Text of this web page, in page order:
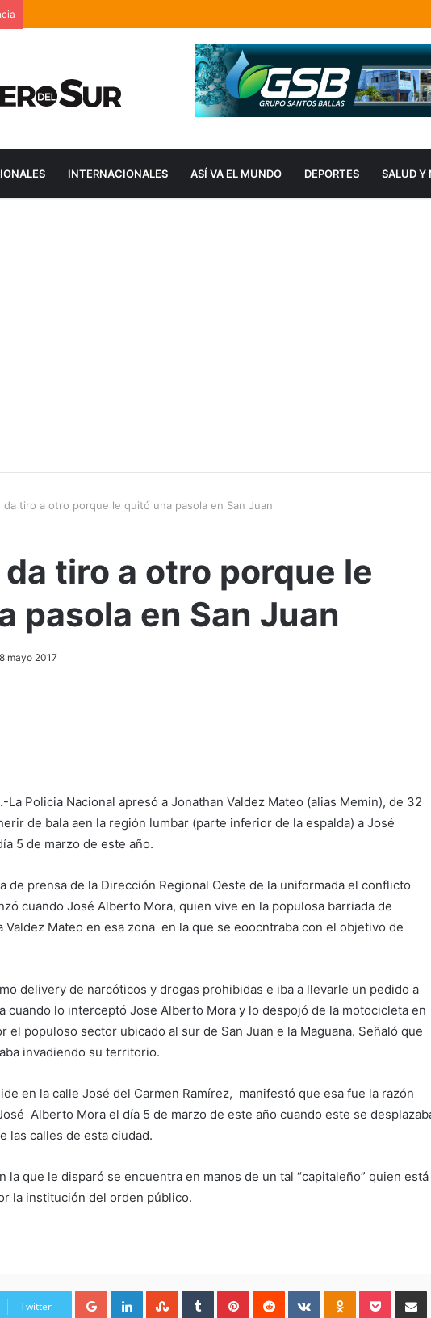
INTERNACIONALES ASÍ VA EL MUNDO DEPORTES SALUD Y
da tiro a otro porque le quitó una pasola en San Juan
tiro a otro porque le
pasola en San Juan
mayo 2017
-La Policia Nacional apresó a Jonathan Valdez Mateo (alias Memin), de 32
de bala aen la región lumbar (parte inferior de la espalda) a José
5 de marzo de este año.
de prensa de la Dirección Regional Oeste de la uniformada el conflicto
cuando José Alberto Mora, quien vive en la populosa barriada de
Valdez Mateo en esa zona en la que se eoocntraba con el objetivo de
delivery de narcóticos y drogas prohibidas e iba a llevarle un pedido a
cuando lo interceptó Jose Alberto Mora y lo despojó de la motocicleta en
el populoso sector ubicado al sur de San Juan e la Maguana. Señaló que
invadiendo su territorio.
en la calle José del Carmen Ramírez, manifestó que esa fue la razón
Alberto Mora el día 5 de marzo de este año cuando este se
las calles de esta ciudad.
la que le disparó se encuentra en manos de un tal “capitaleño” quien está
la institución del orden público.
Twitter
Google+LinkedInStumbleUpon
TumblrPinterestReddit VKontakteOdnoklassniki
Pocket